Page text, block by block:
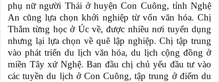
phụ nữ người Thái ở huyện Con Cuông, tỉnh Nghệ
An cũng lựa chọn khởi nghiệp từ vốn văn hóa. Chị
Thắm từng học ở Úc về, được nhiều nơi tuyển dụng
nhưng lại lựa chọn về quê lập nghiệp. Chị tập trung
vào phát triển du lịch văn hóa, du lịch cộng đồng ở
miền Tây xứ Nghệ. Ban đầu chị chủ yếu đầu tư vào
các tuyền du lịch ở Con Cuông, tập trung ở điểm du